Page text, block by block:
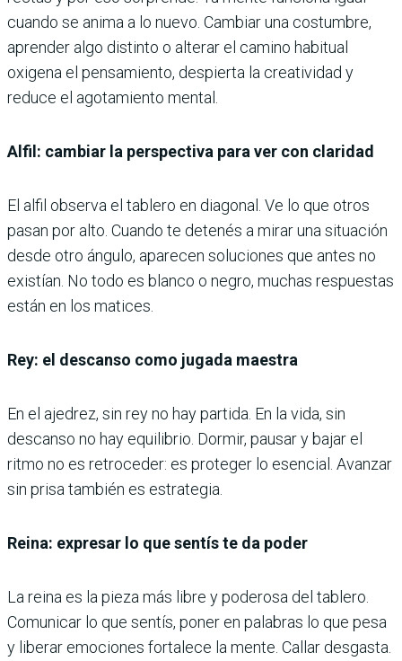
cuando se anima a lo nuevo. Cambiar una costumbre,
aprender algo distinto o alterar el camino habitual
oxigena el pensamiento, despierta la creatividad y
reduce el agotamiento mental.
Alfil: cambiar la perspectiva para ver con claridad
El alfil observa el tablero en diagonal. Ve lo que otros
pasan por alto. Cuando te detenés a mirar una situación
desde otro ángulo, aparecen soluciones que antes no
existían. No todo es blanco o negro, muchas respuestas
están en los matices.
Rey: el descanso como jugada maestra
En el ajedrez, sin rey no hay partida. En la vida, sin
descanso no hay equilibrio. Dormir, pausar y bajar el
ritmo no es retroceder: es proteger lo esencial. Avanzar
sin prisa también es estrategia.
Reina: expresar lo que sentís te da poder
La reina es la pieza más libre y poderosa del tablero.
Comunicar lo que sentís, poner en palabras lo que pesa
y liberar emociones fortalece la mente. Callar desgasta.